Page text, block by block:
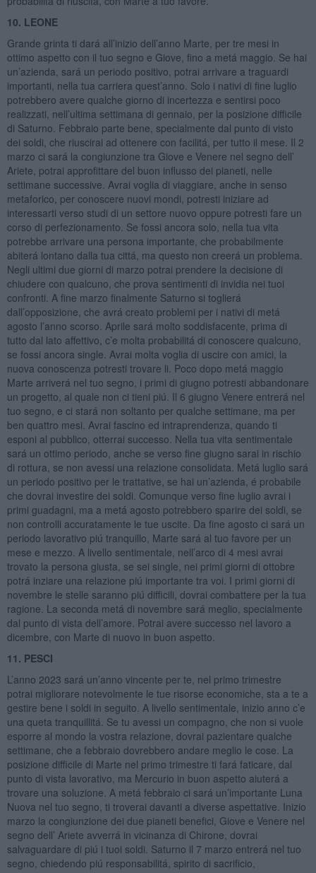
10. LEONE
Grande grinta ti dará all’inizio dell’anno Marte, per tre mesi in
ottimo aspetto con il tuo segno e Giove, fino a metá maggio. Se hai
un’azienda, sará un periodo positivo, potrai arrivare a traguardi
importanti, nella tua carriera quest’anno. Solo i nativi di fine luglio
potrebbero avere qualche giorno di incertezza e sentirsi poco
realizzati, nell’ultima settimana di gennaio, per la posizione difficile
di Saturno. Febbraio parte bene, specialmente dal punto di visto
dei soldi, che riuscirai ad ottenere con facilitá, per tutto il mese. Il 2
marzo ci sará la congiunzione tra Giove e Venere nel segno dell’
Ariete, potrai approfittare del buon influsso dei pianeti, nelle
settimane successive. Avrai voglia di viaggiare, anche in senso
metaforico, per conoscere nuovi mondi, potresti iniziare ad
interessarti verso studi di un settore nuovo oppure potresti fare un
corso di perfezionamento. Se fossi ancora solo, nella tua vita
potrebbe arrivare una persona importante, che probabilmente
abiterá lontano dalla tua cittá, ma questo non creerá un problema.
Negli ultimi due giorni di marzo potrai prendere la decisione di
chiudere con qualcuno, che prova sentimenti di invidia nei tuoi
confronti. A fine marzo finalmente Saturno si toglierá
dall’opposizione, che avrá creato problemi per i nativi di metá
agosto l’anno scorso. Aprile sará molto soddisfacente, prima di
tutto dal lato affettivo, c’e molta probabilitá di conoscere qualcuno,
se fossi ancora single. Avrai molta voglia di uscire con amici, la
nuova conoscenza potresti trovare li. Poco dopo metá maggio
Marte arriverá nel tuo segno, i primi di giugno potresti abbandonare
un progetto, al quale non ci tieni piú. Il 6 giugno Venere entrerá nel
tuo segno, e ci stará non soltanto per qualche settimane, ma per
ben quattro mesi. Avrai fascino ed intraprendenza, quando ti
esponi al pubblico, otterrai successo. Nella tua vita sentimentale
sará un ottimo periodo, anche se verso fine giugno sarai in rischio
di rottura, se non avessi una relazione consolidata. Metá luglio sará
un periodo positivo per le trattative, se hai un’azienda, é probabile
che dovrai investire dei soldi. Comunque verso fine luglio avrai i
primi guadagni, ma a metá agosto potrebbero sparire dei soldi, se
non controlli accuratamente le tue uscite. Da fine agosto ci sará un
periodo lavorativo piú tranquillo, Marte sará al tuo favore per un
mese e mezzo. A livello sentimentale, nell’arco di 4 mesi avrai
trovato la persona giusta, se sei single, nei primi giorni di ottobre
potrá inziare una relazione piú importante tra voi. I primi giorni di
novembre le stelle saranno piú difficili, dovrai combattere per la tua
ragione. La seconda metá di novembre sará meglio, specialmente
dal punto di vista dell’amore. Potrai avere successo nel lavoro a
dicembre, con Marte di nuovo in buon aspetto.
11. PESCI
L’anno 2023 sará un’anno vincente per te, nel primo trimestre
potrai migliorare notevolmente le tue risorse economiche, sta a te a
gestire bene i soldi in seguito. A livello sentimentale, inizio anno c’e
una queta tranquillitá. Se tu avessi un compagno, che non si vuole
esporre al mondo la vostra relazione, dovrai pazientare qualche
settimane, che a febbraio dovrebbero andare meglio le cose. La
posizione difficile di Marte nel primo trimestre ti fará faticare, dal
punto di vista lavorativo, ma Mercurio in buon aspetto aiuterá a
trovare una soluzione. A metá febbraio ci sará un’importante Luna
Nuova nel tuo segno, ti troverai davanti a diverse aspettative. Inizio
marzo la congiunzione dei due pianeti benefici, Giove e Venere nel
segno dell’ Ariete avverrá in vicinanza di Chirone, dovrai
salvaguardare di piú i tuoi soldi. Saturno il 7 marzo entrerá nel tuo
segno, chiedendo piú responsabilitá, spirito di sacrificio,